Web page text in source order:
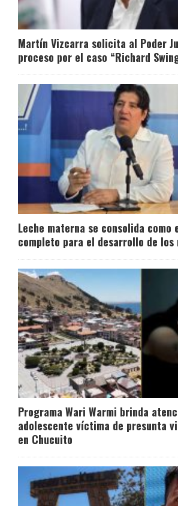
Martín Vizcarra solicita al Poder
proceso por el caso “Richard
Leche materna se consolida como
completo para el desarrollo de
Programa Wari Warmi brinda
adolescente víctima de presunta
en Chucuito